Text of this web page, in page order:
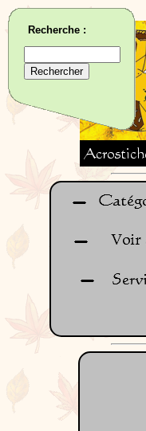
Recherche :